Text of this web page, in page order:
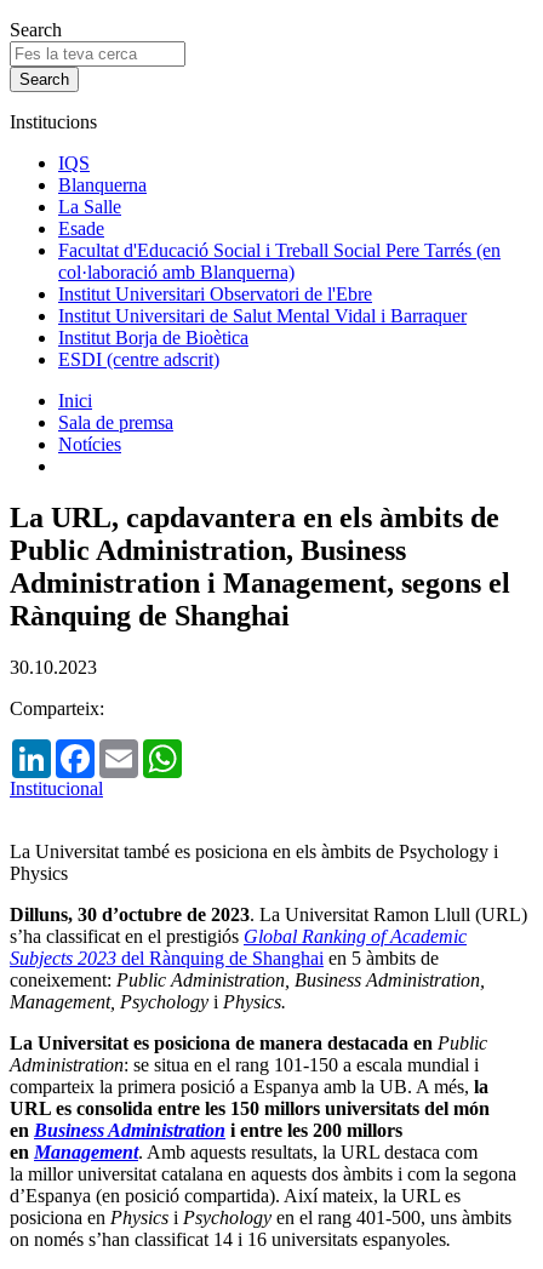
Search
Institucions
IQS
Blanquerna
La Salle
Esade
Facultat d'Educació Social i Treball Social Pere Tarrés (en
col·laboració amb Blanquerna)
Institut Universitari Observatori de l'Ebre
Institut Universitari de Salut Mental Vidal i Barraquer
Institut Borja de Bioètica
ESDI (centre adscrit)
Inici
Sala de premsa
Notícies
La URL, capdavantera en els àmbits de
Public Administration, Business
Administration i Management, segons el
Rànquing de Shanghai
30.10.2023
Comparteix:
LinkedInFacebook
Email
Institucional
La Universitat també es posiciona en els àmbits de Psychology i
Physics
Dilluns, 30 d’octubre de 2023. La Universitat Ramon Llull (URL)
s’ha classificat en el prestigiós Global Ranking of Academic
Subjects 2023 del Rànquing de Shanghai en 5 àmbits de
coneixement: Public Administration, Business Administration,
Management, Psychology i Physics.
La Universitat es posiciona de manera destacada en Public
Administration: se situa en el rang 101-150 a escala mundial i
comparteix la primera posició a Espanya amb la UB. A més, la
URL es consolida entre les 150 millors universitats del món
en Business Administration i entre les 200 millors
en Management. Amb aquests resultats, la URL destaca com
la millor universitat catalana en aquests dos àmbits i com la segona
d’Espanya (en posició compartida). Així mateix, la URL es
posiciona en Physics i Psychology en el rang 401-500, uns àmbits
on només s’han classificat 14 i 16 universitats espanyoles.